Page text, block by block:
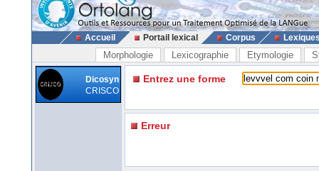
Accueil Portail lexical Corpus
Morphologie Lexicographie Etymologie
Dicosyn
CRISCO
Entrez une forme
Erreur